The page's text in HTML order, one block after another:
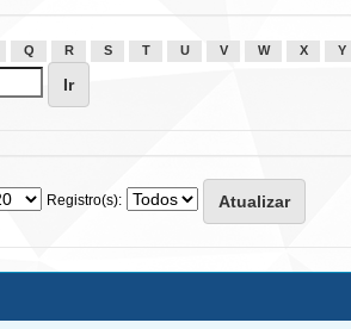
Q R S T U V W X Y
Registro(s):